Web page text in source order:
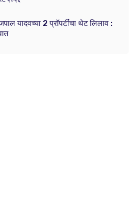
यादवच्या 2 प्रॉपर्टींचा थेट लिलाव :